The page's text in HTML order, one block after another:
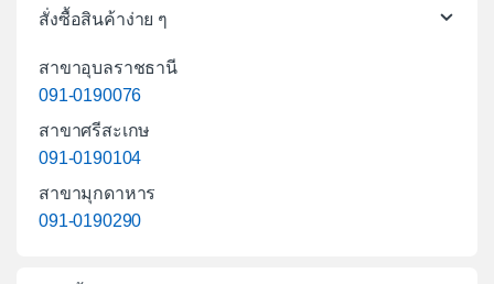
สั่งซื้อสินค้าง่าย ๆ
สาขาอุบลราชธานี
091-0190076
สาขาศรีสะเกษ
091-0190104
สาขามุกดาหาร
091-0190290